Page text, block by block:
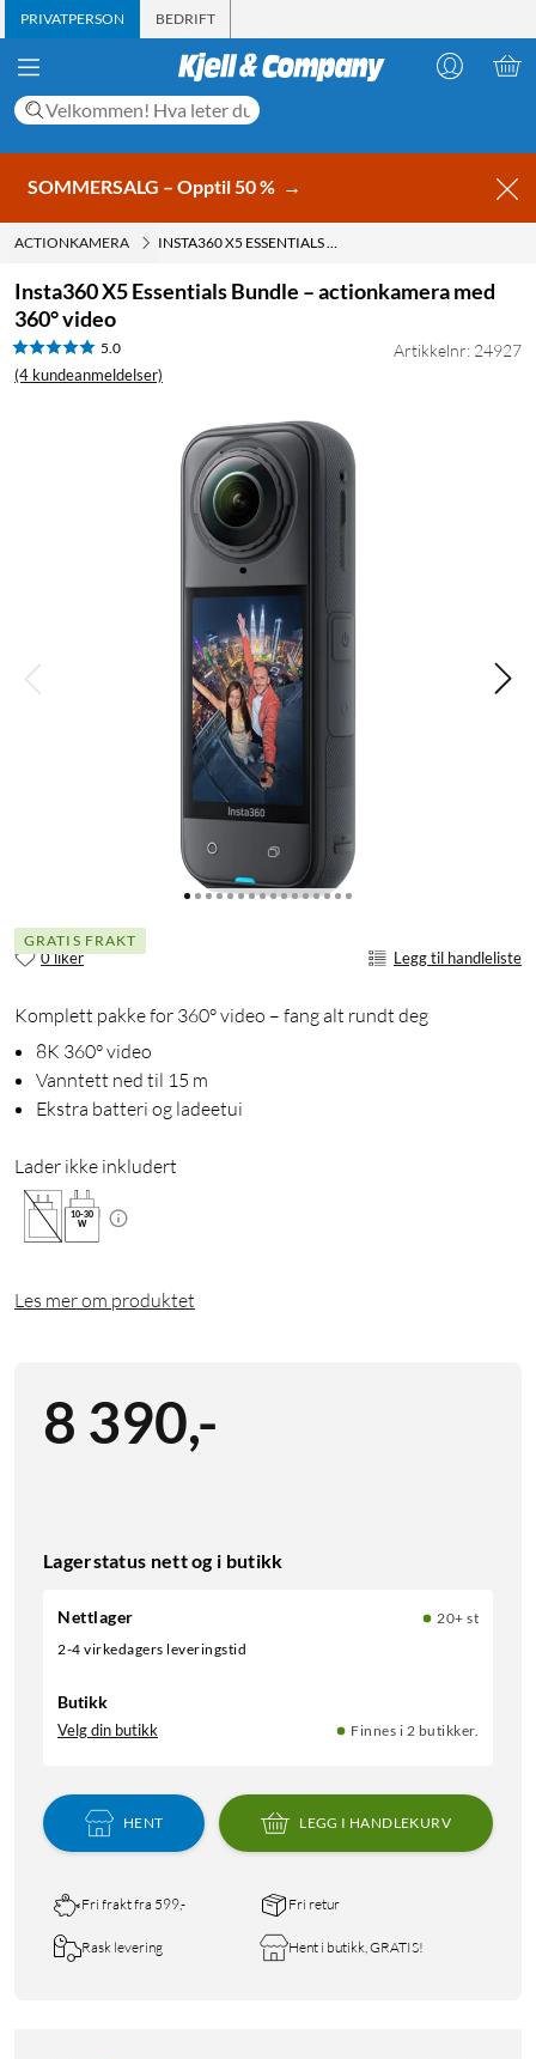
PRIVATPERSON BEDRIFT
SOMMERSALG – Opptil 50 % →
ACTIONKAMERA INSTA360 X5 ESSENTIALS BUNDLE – ACTIONKAMERA MED 360° VIDEO
Insta360 X5 Essentials Bundle – actionkamera med
360° video
5.0
(4 kundeanmeldelser)
Artikkelnr: 24927
GRATIS FRAKT
0 liker Legg til handleliste
Komplett pakke for 360° video – fang alt rundt deg
8K 360° video
Vanntett ned til 15 m
Ekstra batteri og ladeetui
Lader ikke inkludert
10-30
W
Les mer om produktet
8 390,-
Lagerstatus nett og i butikk
Nettlager
20+ st
2-4 virkedagers leveringstid
Butikk
Velg din butikk Finnes i 2 butikker.
HENT LEGG I HANDLEKURV
Fri frakt fra 599,- Fri retur
Rask levering Hent i butikk, GRATIS!